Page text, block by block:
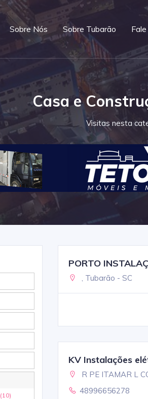
Sobre Nós Sobre Tubarão
Casa e
Visitas nesta
(10)
PORTO
, Tubarão - SC
KV Instalações
R PE ITAMAR L
48996656278